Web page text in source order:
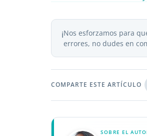
ℹ️Nos esforzamos para
errores, no dudes en
COMPARTE ESTE ARTÍCULO
SOBRE EL